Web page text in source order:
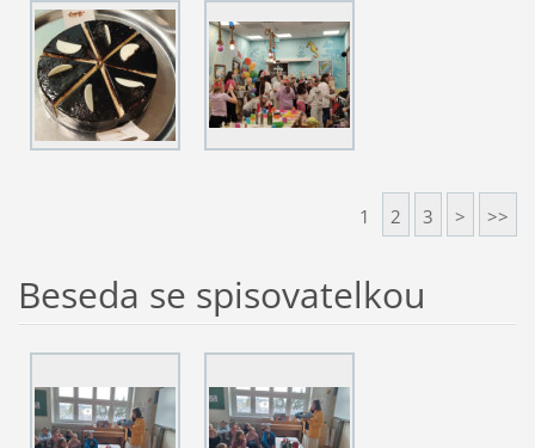
1 2 3 > >>
Beseda se spisovatelkou